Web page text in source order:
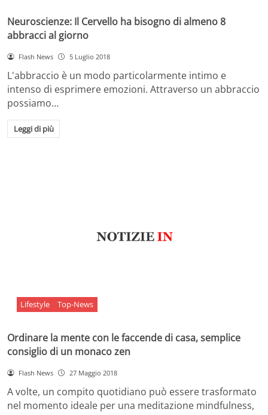
Neuroscienze: Il Cervello ha bisogno di almeno 8
abbracci al giorno
Flash News 5 Luglio 2018
L'abbraccio è un modo particolarmente intimo e
intenso di esprimere emozioni. Attraverso un abbraccio
possiamo…
Leggi di più
Lifestyle Top-News
Ordinare la mente con le faccende di casa, semplice
consiglio di un monaco zen
Flash News 27 Maggio 2018
A volte, un compito quotidiano può essere trasformato
nel momento ideale per una meditazione mindfulness,